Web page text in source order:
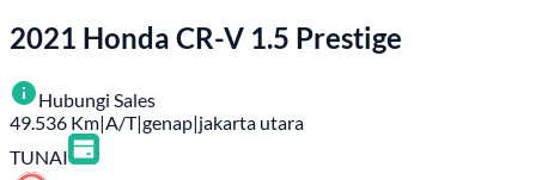
2021 Honda CR-V 1.5 Prestige
Hubungi Sales
49.536 Km|A/T|genap|jakarta utara
TUNAI